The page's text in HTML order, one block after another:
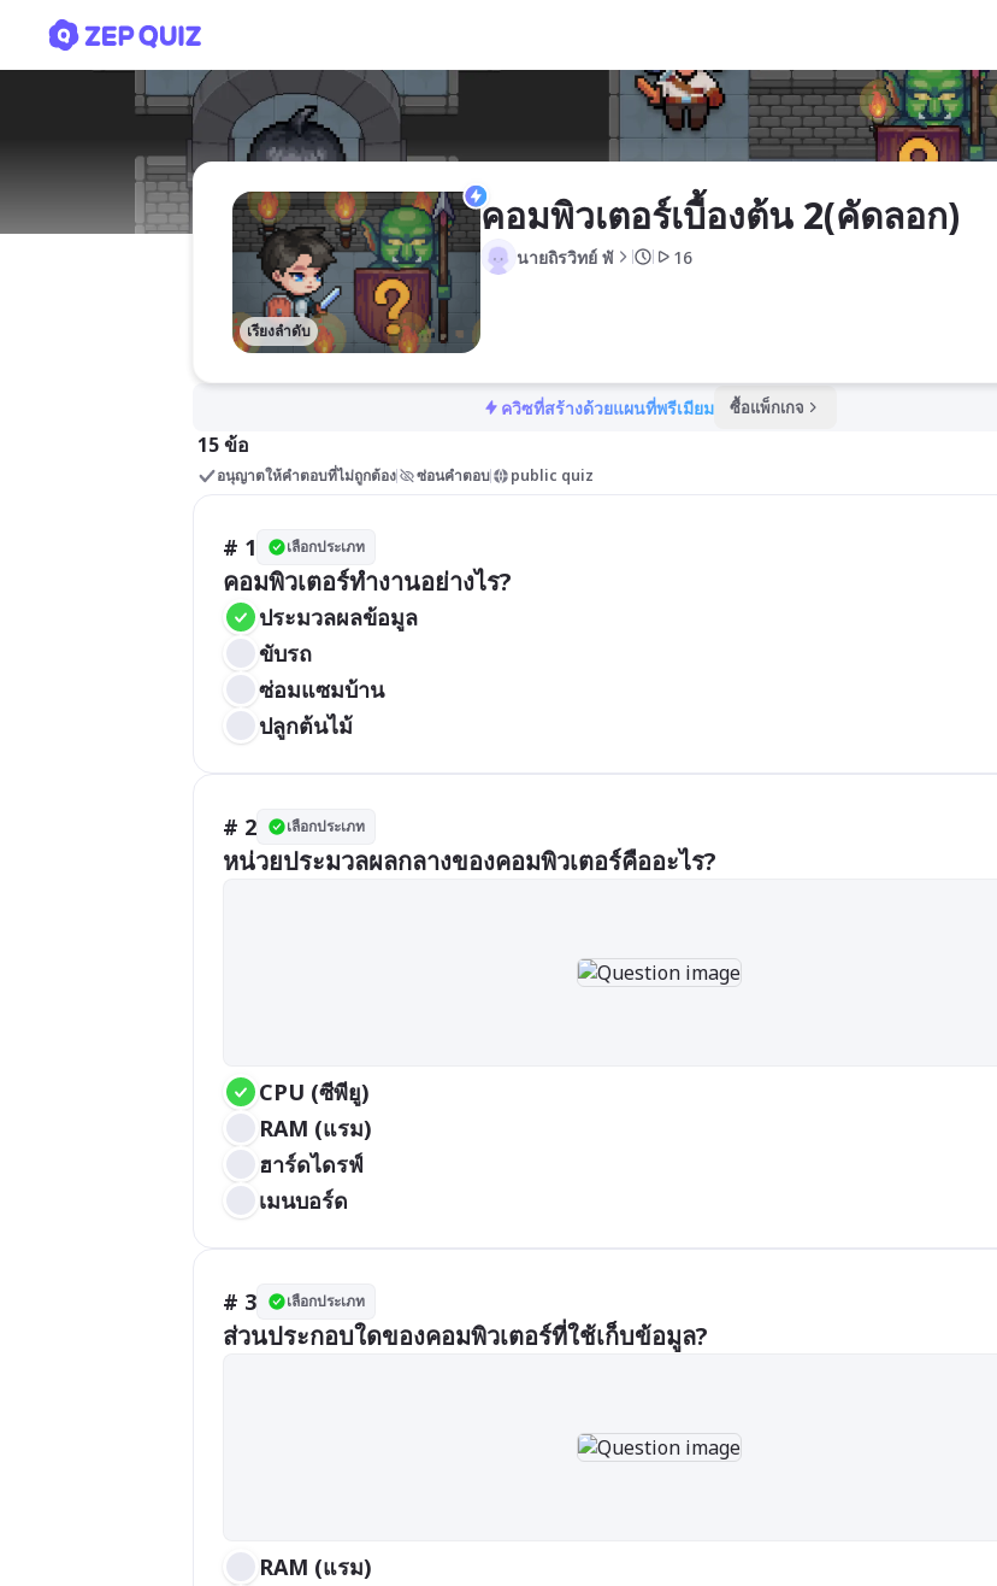
เรียงลำดับ
คอมพิวเตอร์เบื้องต้น 2(คัดลอก)
นายถิรวิทย์ พั 16
ควิซที่สร้างด้วยแผนที่พรีเมียม ซื้อแพ็กเกจ
15 ข้อ
อนุญาตให้คำตอบที่ไม่ถูกต้อง ซ่อนคำตอบ public quiz
# 1 เลือกประเภท
คอมพิวเตอร์ทำงานอย่างไร?
ประมวลผลข้อมูล
ขับรถ
ซ่อมแซมบ้าน
ปลูกต้นไม้
# 2 เลือกประเภท
หน่วยประมวลผลกลางของคอมพิวเตอร์คืออะไร?
CPU (ซีพียู)
RAM (แรม)
ฮาร์ดไดรฟ์
เมนบอร์ด
# 3 เลือกประเภท
ส่วนประกอบใดของคอมพิวเตอร์ที่ใช้เก็บข้อมูล?
RAM (แรม)